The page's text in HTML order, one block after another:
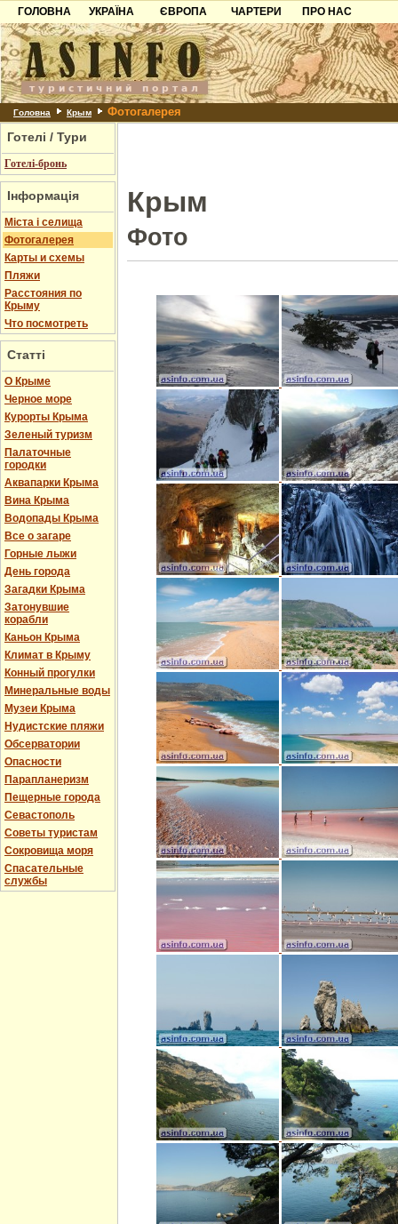
ГОЛОВНА
УКРАЇНА
Карпати
Азов
Причорноморря
Шацьк
ЄВРОПА
Чорногорія
Хорватія
Болгарія
Албанія
ЧАРТЕРИ
ПРО НАС
Контакти
Партнерам
Додати готель
Головна Крым Фотогалерея
Готелі / Тури
Готелі-бронь
Інформація
Міста і селища
Фотогалерея
Карты и схемы
Пляжи
Расстояния по
Крыму
Что посмотреть
Статті
О Крыме
Черное море
Курорты Крыма
Зеленый туризм
Палаточные
городки
Аквапарки Крыма
Вина Крыма
Водопады Крыма
Все о загаре
Горные лыжи
День города
Загадки Крыма
Затонувшие
корабли
Каньон Крыма
Климат в Крыму
Конный прогулки
Минеральные воды
Музеи Крыма
Нудистские пляжи
Обсерватории
Опасности
Парапланеризм
Пещерные города
Севастополь
Советы туристам
Сокровища моря
Спасательные
службы
Крым
Фото